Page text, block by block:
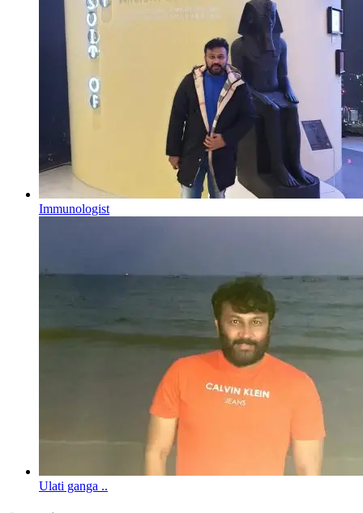
Immunologist
Ulati ganga ..